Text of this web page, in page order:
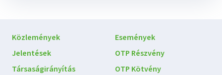
Lábléc
navigáció
Közlemények
Események
Jelentések
OTP Részvény
Társaságirányítás
OTP Kötvény